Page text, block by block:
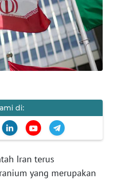
di:
Iran terus
yang merupakan